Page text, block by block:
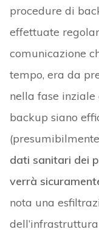
procedure di
effettuate
comunicazione
tempo, era da
nella fase inziale
backup siano
dati sanitari dei
verrà
nota una